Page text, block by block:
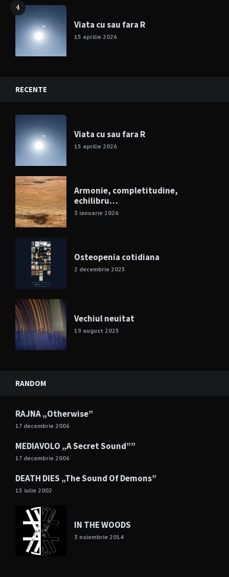
4
Viata cu sau fara R
15 aprilie 2026
RECENTE
Viata cu sau fara R
15 aprilie 2026
Armonie, completitudine,
echilibru…
3 ianuarie 2026
Osteopenia cotidiana
2 decembrie 2025
Vechiul neuitat
19 august 2025
RANDOM
RAJNA „Otherwise”
17 decembrie 2006
MEDIAVOLO „A Secret Sound””
17 decembrie 2006
DEATH DIES „The Sound Of Demons”
15 iulie 2002
IN THE WOODS
3 noiembrie 2014